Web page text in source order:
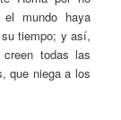
mundo haya
tiempo; y así,
todas las
que niega a los